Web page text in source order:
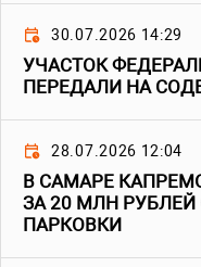
30.07.2026 14:29
УЧАСТОК
ПЕРЕДАЛИ НА
28.07.2026 12:04
В САМАРЕ
ЗА 20 МЛН
ПАРКОВКИ